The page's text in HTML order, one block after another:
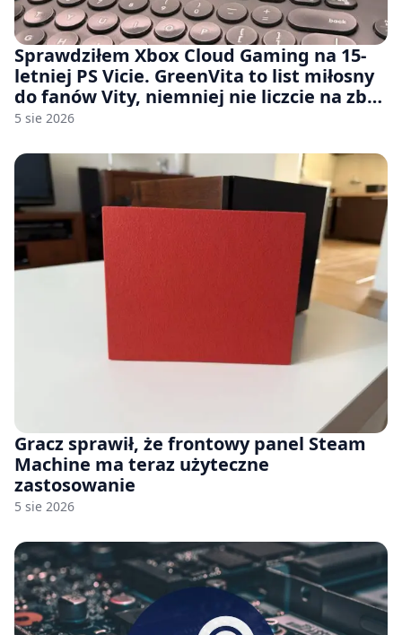
Sprawdziłem Xbox Cloud Gaming na 15-
letniej PS Vicie. GreenVita to list miłosny
do fanów Vity, niemniej nie liczcie na zbyt
wiele [FELIETON]
5 sie 2026
Gracz sprawił, że frontowy panel Steam
Machine ma teraz użyteczne
zastosowanie
5 sie 2026